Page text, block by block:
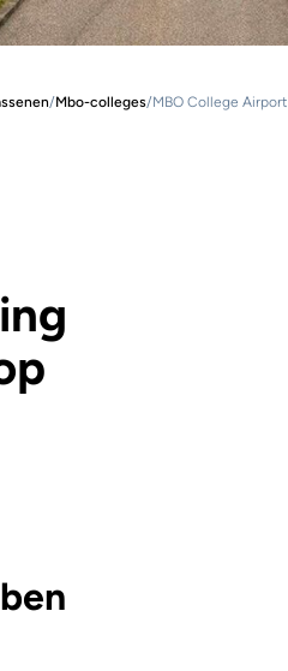
/Mbo-colleges/MBO College Airport